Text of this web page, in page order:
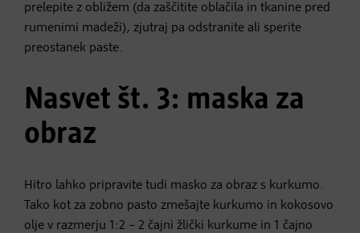
prelepite z obližem (da zaščitite oblačila in tkanine pred
rumenimi madeži), zjutraj pa odstranite ali sperite
preostanek paste.
Nasvet št. 3: maska za
obraz
Hitro lahko pripravite tudi masko za obraz s kurkumo.
Tako kot za zobno pasto zmešajte kurkumo in kokosovo
olje v razmerju 1:2 – 2 čajni žlički kurkume in 1 čajno